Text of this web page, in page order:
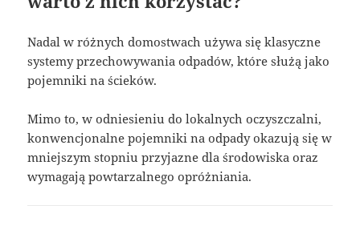
Nadal w różnych domostwach używa się klasyczne
systemy przechowywania odpadów, które służą jako
pojemniki na ścieków.
Mimo to, w odniesieniu do lokalnych oczyszczalni,
konwencjonalne pojemniki na odpady okazują się w
mniejszym stopniu przyjazne dla środowiska oraz
wymagają powtarzalnego opróżniania.